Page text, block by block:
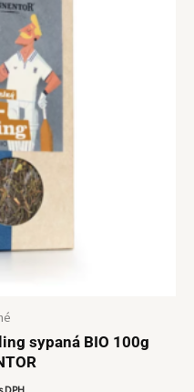
sypaná BIO 100g